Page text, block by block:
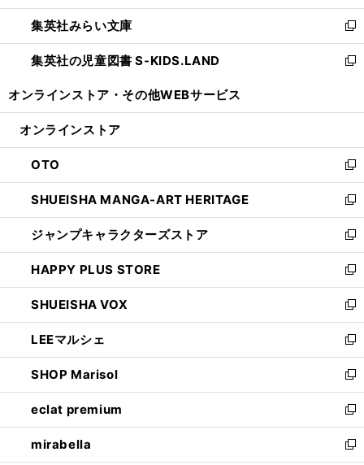
開
く
ウ
で
開
く
ン
ド
ウ
で
ウ
ィ
ン
ド
開
集英社みらい文庫
新
し
い
ン
ウ
で
開
く
集英社の児童図書 S-KIDS.LAND
新
ウ
ン
ド
ウ
で
開
く
オンラインストア・ その他WEBサービス
オンラインストア
OTO
新
し
い
ウ
ィ
ン
ド
ウ
で
開
く
SHUEISHA MANGA-ART HERITAGE
新
し
い
ウ
ィ
ン
ド
ウ
で
開
く
ジャンプキャラクターズストア
新
し
い
ウ
ィ
ン
ド
ウ
で
開
く
HAPPY PLUS STORE
新
し
い
ウ
ィ
ン
ド
ウ
で
開
く
SHUEISHA VOX
新
し
い
ウ
ィ
ン
ド
ウ
で
開
LEEマルシェ
新
し
い
ウ
ィ
ン
ド
SHOP Marisol
新
し
い
ウ
ィ
eclat premium
新
し
い
mirabella
新